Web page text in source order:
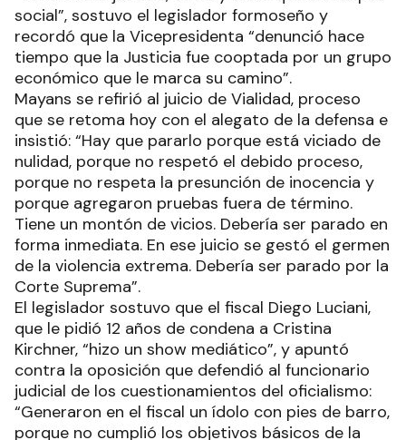
social”, sostuvo el legislador formoseño y
recordó que la Vicepresidenta “denunció hace
tiempo que la Justicia fue cooptada por un grupo
económico que le marca su camino”.
Mayans se refirió al juicio de Vialidad, proceso
que se retoma hoy con el alegato de la defensa e
insistió: “Hay que pararlo porque está viciado de
nulidad, porque no respetó el debido proceso,
porque no respeta la presunción de inocencia y
porque agregaron pruebas fuera de término.
Tiene un montón de vicios. Debería ser parado en
forma inmediata. En ese juicio se gestó el germen
de la violencia extrema. Debería ser parado por la
Corte Suprema”.
El legislador sostuvo que el fiscal Diego Luciani,
que le pidió 12 años de condena a Cristina
Kirchner, “hizo un show mediático”, y apuntó
contra la oposición que defendió al funcionario
judicial de los cuestionamientos del oficialismo:
“Generaron en el fiscal un ídolo con pies de barro,
porque no cumplió los objetivos básicos de la